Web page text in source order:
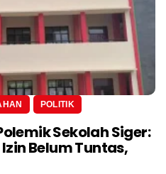
POLITIK
Sekolah Siger:
Belum Tuntas,